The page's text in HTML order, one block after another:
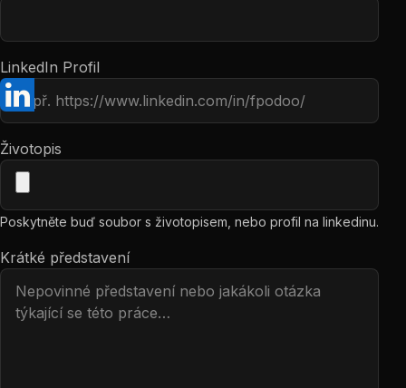
LinkedIn Profil
Životopis
Poskytněte buď soubor s životopisem, nebo profil na linkedinu.
Krátké představení